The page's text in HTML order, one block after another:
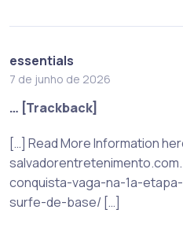
essentials
7 de junho de 2026
… [Trackback]
[…] Read More Information
conquista-vaga-na-1a-
surfe-de-base/ […]